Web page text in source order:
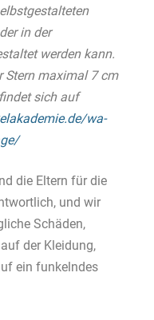
in der
werden kann.
Stern maximal 7 cm
sich auf
wa-
die Eltern für die
und wir
Schäden,
der Kleidung,
ein funkelndes